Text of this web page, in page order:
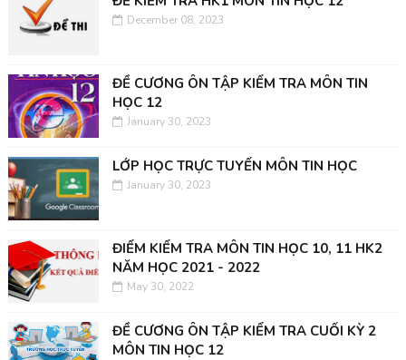
December 08, 2023
ĐỀ CƯƠNG ÔN TẬP KIỂM TRA MÔN TIN
HỌC 12
January 30, 2023
LỚP HỌC TRỰC TUYẾN MÔN TIN HỌC
January 30, 2023
ĐIỂM KIỂM TRA MÔN TIN HỌC 10, 11 HK2
NĂM HỌC 2021 - 2022
May 30, 2022
ĐỀ CƯƠNG ÔN TẬP KIỂM TRA CUỐI KỲ 2
MÔN TIN HỌC 12